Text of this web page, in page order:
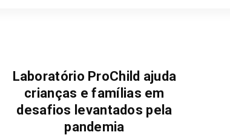
Laboratório ProChild ajuda
crianças e famílias em
desafios levantados pela
pandemia